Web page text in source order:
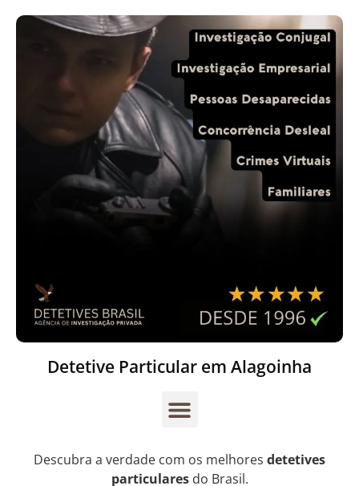
Detetive Particular em Alagoinha
Descubra a verdade com os melhores detetives
particularesdo Brasil.